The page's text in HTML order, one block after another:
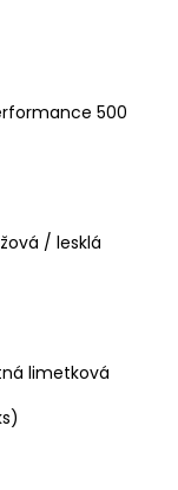
500
/ lesklá
limetková